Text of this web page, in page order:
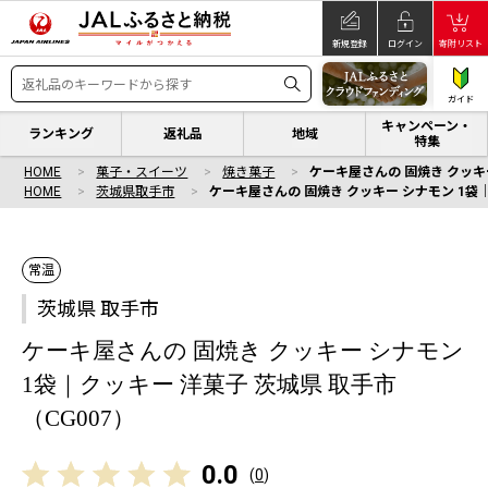
新規登録 ログイン 寄附リスト
ガイド
ランキング 返礼品 地域
キャンペーン・
特集
HOME 菓子・スイーツ 焼き菓子
ケーキ屋さんの 固焼き クッ
HOME
茨城県取手市 ケーキ屋さんの 固焼き クッキー シナモン 1袋
常温
茨城県 取手市
ケーキ屋さんの 固焼き クッキー シナモン
1袋｜クッキー 洋菓子 茨城県 取手市
（CG007）
0.0 (0)